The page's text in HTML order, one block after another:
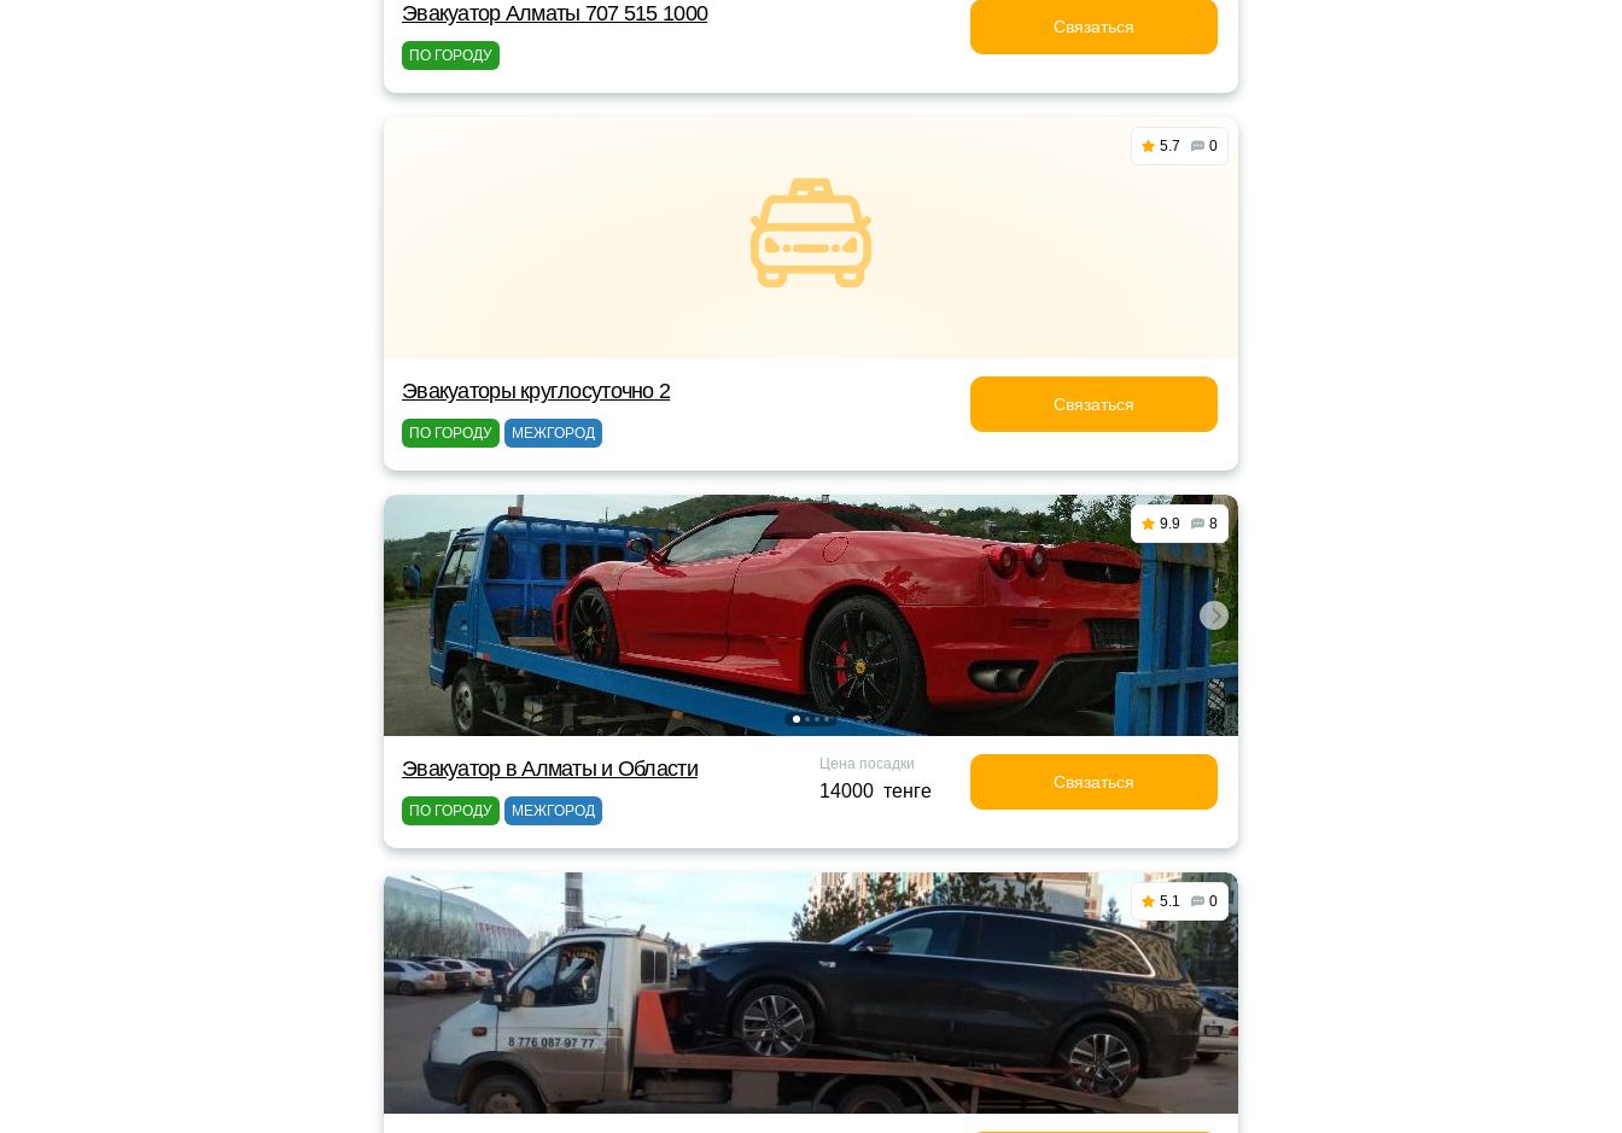
Эвакуатор Алматы 707 515 1000
ПО ГОРОДУ
Связаться
5.7 0
Эвакуаторы круглосуточно 2
ПО ГОРОДУ МЕЖГОРОД
Связаться
9.9 8
Эвакуатор в Алматы и Области
ПО ГОРОДУ МЕЖГОРОД
Цена посадки
14000 тенге Связаться
5.1 0